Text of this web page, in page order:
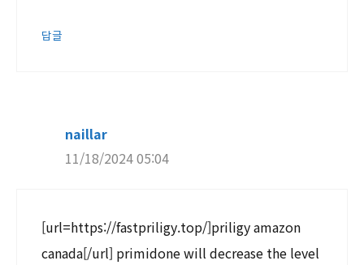
답글
naillar
11/18/2024 05:04
[url=https://fastpriligy.top/]priligy amazon
canada[/url] primidone will decrease the level